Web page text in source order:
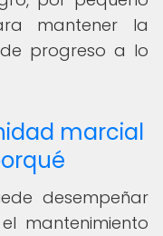
mantener la
progreso a lo
marcial
desempeñar
mantenimiento